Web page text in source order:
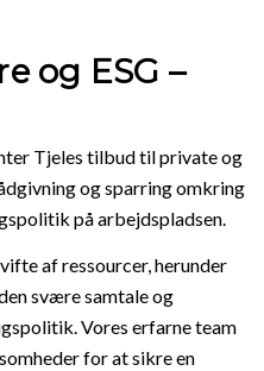
og ESG –
Tjeles tilbud til private og
og sparring omkring
på arbejdspladsen.
af ressourcer, herunder
svære samtale og
Vores erfarne team
for at sikre en